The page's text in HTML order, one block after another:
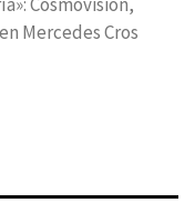
Mercedes Cros